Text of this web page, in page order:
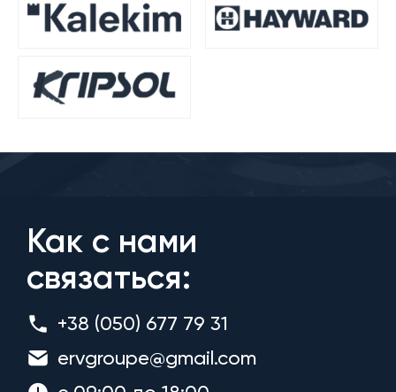
Как с нами
связаться:
+38 (050) 677 79 31
ervgroupe@gmail.com